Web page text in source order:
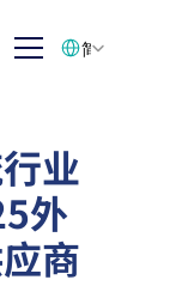
业
外
商
简体中文